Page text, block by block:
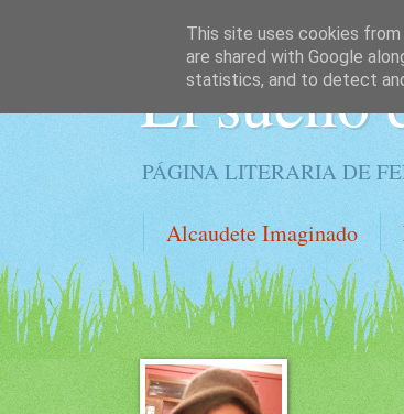
El sueño
PÁGINA LITERARIA DE
Alcaudete Imaginado
This site uses cookies
are shared with Google
statistics, and to detect